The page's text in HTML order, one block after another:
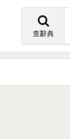
查辭典